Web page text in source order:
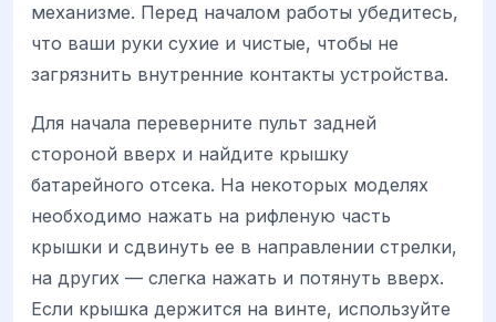
механизме. Перед началом работы убедитесь,
что ваши руки сухие и чистые, чтобы не
загрязнить внутренние контакты устройства.
Для начала переверните пульт задней
стороной вверх и найдите крышку
батарейного отсека. На некоторых моделях
необходимо нажать на рифленую часть
крышки и сдвинуть ее в направлении стрелки,
на других — слегка нажать и потянуть вверх.
Если крышка держится на винте, используйте